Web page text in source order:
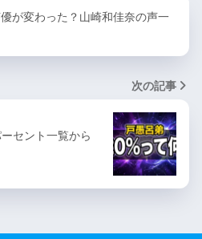
が変わった？山崎和佳奈の声一
次の記事
セント一覧から